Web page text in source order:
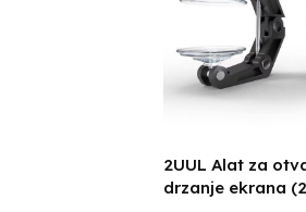
2UUL Alat za
drzanje ekrana